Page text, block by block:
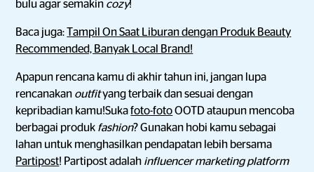
bulu agar semakin cozy!
Baca juga: Tampil On Saat Liburan dengan Produk Beauty
Recommended, Banyak Local Brand!
Apapun rencana kamu di akhir tahun ini, jangan lupa
rencanakan outfityang terbaik dan sesuai dengan
kepribadian kamu!Sukafoto-fotoOOTD ataupun mencoba
berbagai produk fashion? Gunakan hobi kamu sebagai
lahan untuk menghasilkan pendapatan lebih bersama
Partipost! Partipost adalah influencer marketing platform